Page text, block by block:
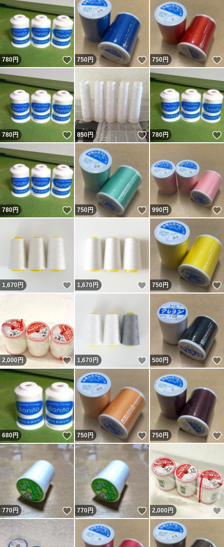
780円 いいね！
750円 いいね！
750円
780円 いいね！
850円 いいね！
780円
780円 いいね！
750円 いいね！
990円
1,670円 いいね！
1,670 円 いいね！
750円
2,000円 いいね！
1,670 円 いいね！
500円
680円 いいね！
750円 いいね！
750円
770円 いいね！
770円 いいね！
2,000円